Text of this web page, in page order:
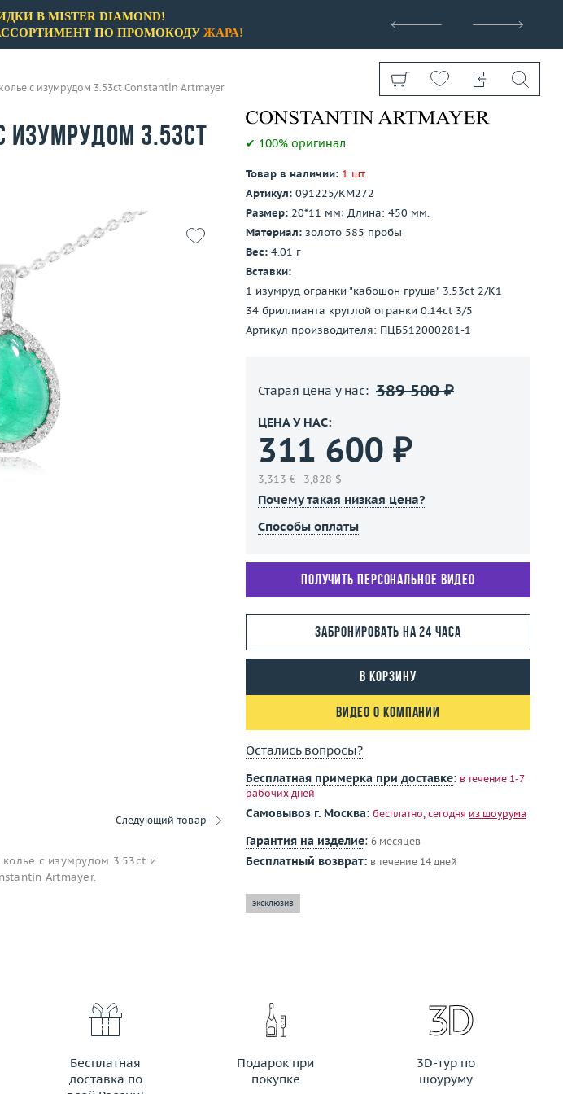
В MISTER DIAMOND!
ПО ПРОМОКОДУ ЖАРА!
с изумрудом 3.53ct Constantin Artmayer
изумрудом 3.53ct
Следующий товар
с изумрудом 3.53ct и
Artmayer.
✔ 100% оригинал
Товар в наличии: 1 шт.
Артикул: 091225/КМ272
Размер: 20*11 мм; Длина: 450 мм.
Материал: золото 585 пробы
Вес: 4.01 г
Вставки:
1 изумруд огранки "кабошон груша" 3.53ct 2/К1
34 бриллианта круглой огранки 0.14ct 3/5
Артикул производителя: ПЦБ512000281-1
Старая цена у нас: 389 500 ₽
ЦЕНА У НАС:
311 600 ₽
3,313 € 3,828 $
Почему такая низкая цена?
Способы оплаты
Получить персональное видео
Забронировать на 24 часа
В корзину
Видео о компании
Остались вопросы?
Бесплатная примерка при доставке: в течение 1-7
рабочих дней
Самовывоз г. Москва: бесплатно, сегодня из шоурума
Гарантия на изделие: 6 месяцев
Бесплатный возврат: в течение 14 дней
эксклюзив
Бесплатная
доставка по
Подарок при
покупке
3D-тур по
шоуруму